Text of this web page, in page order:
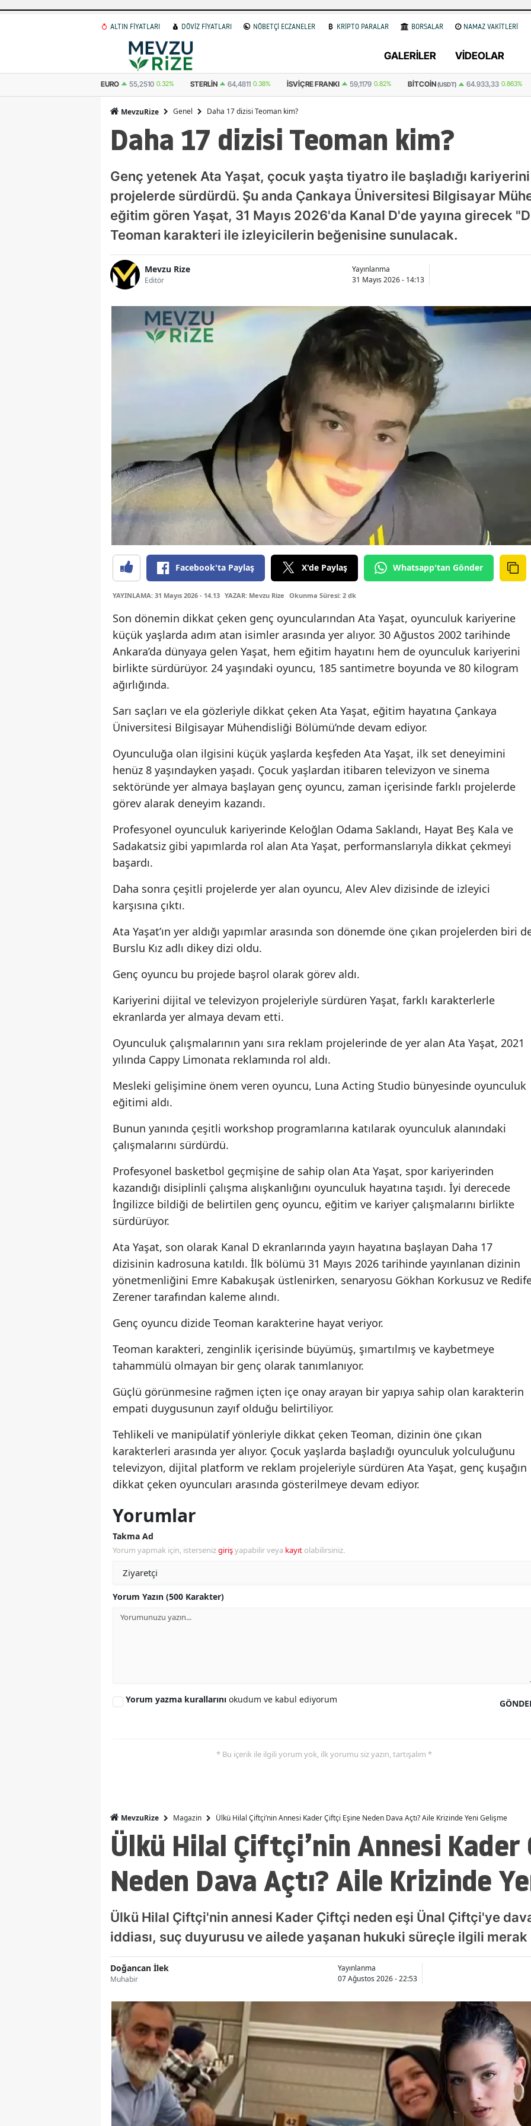
ALTIN FİYATLARI DÖVİZ FİYATLARI NÖBETÇİ ECZANELER KRİPTO PARALAR BORSALAR NAMAZ VAKİTLERİ
GALERİLER VİDEOLAR
STERLIN 64,4811 0.38% İSVIÇRE FRANKI 59,1179 0.82% BITCOIN(USDT) 64.933,33 0.863% BITCOIN(TL)
MevzuRize Genel Daha 17 dizisi Teoman kim?
Daha 17 dizisi Teoman kim?
Genç yetenek Ata Yaşat, çocuk yaşta tiyatro ile başladığı
projelerde sürdürdü. Şu anda Çankaya Üniversitesi Bilgisayar
eğitim gören Yaşat, 31 Mayıs 2026'da Kanal D'de yayına girecek
Teoman karakteri ile izleyicilerin beğenisine sunulacak.
Mevzu Rize
Editör
Yayınlanma
31 Mayıs 2026 - 14:13
Facebook'ta Paylaş X'de Paylaş Whatsapp'tan Gönder
YAYINLAMA: 31 Mayıs 2026 - 14.13 YAZAR: Mevzu Rize Okunma Süresi: 2 dk
Son dönemin dikkat çeken genç oyuncularından Ata Yaşat, oyunculuk kariyerine
küçük yaşlarda adım atan isimler arasında yer alıyor. 30 Ağustos 2002 tarihinde
Ankara’da dünyaya gelen Yaşat, hem eğitim hayatını hem de oyunculuk kariyerini
birlikte sürdürüyor. 24 yaşındaki oyuncu, 185 santimetre boyunda ve 80 kilogram
ağırlığında.
Sarı saçları ve ela gözleriyle dikkat çeken Ata Yaşat, eğitim hayatına Çankaya
Üniversitesi Bilgisayar Mühendisliği Bölümü’nde devam ediyor.
Oyunculuğa olan ilgisini küçük yaşlarda keşfeden Ata Yaşat, ilk set deneyimini
henüz 8 yaşındayken yaşadı. Çocuk yaşlardan itibaren televizyon ve sinema
sektöründe yer almaya başlayan genç oyuncu, zaman içerisinde farklı projelerde
görev alarak deneyim kazandı.
Profesyonel oyunculuk kariyerinde Keloğlan Odama Saklandı, Hayat Beş Kala ve
Sadakatsiz gibi yapımlarda rol alan Ata Yaşat, performanslarıyla dikkat çekmeyi
başardı.
Daha sonra çeşitli projelerde yer alan oyuncu, Alev Alev dizisinde de izleyici
karşısına çıktı.
Ata Yaşat’ın yer aldığı yapımlar arasında son dönemde öne çıkan projelerden biri
Burslu Kız adlı dikey dizi oldu.
Genç oyuncu bu projede başrol olarak görev aldı.
Kariyerini dijital ve televizyon projeleriyle sürdüren Yaşat, farklı karakterlerle
ekranlarda yer almaya devam etti.
Oyunculuk çalışmalarının yanı sıra reklam projelerinde de yer alan Ata Yaşat, 2021
yılında Cappy Limonata reklamında rol aldı.
Mesleki gelişimine önem veren oyuncu, Luna Acting Studio bünyesinde oyunculuk
eğitimi aldı.
Bunun yanında çeşitli workshop programlarına katılarak oyunculuk alanındaki
çalışmalarını sürdürdü.
Profesyonel basketbol geçmişine de sahip olan Ata Yaşat, spor kariyerinden
kazandığı disiplinli çalışma alışkanlığını oyunculuk hayatına taşıdı. İyi derecede
İngilizce bildiği de belirtilen genç oyuncu, eğitim ve kariyer çalışmalarını birlikte
sürdürüyor.
Ata Yaşat, son olarak Kanal D ekranlarında yayın hayatına başlayan Daha 17
dizisinin kadrosuna katıldı. İlk bölümü 31 Mayıs 2026 tarihinde yayınlanan dizinin
yönetmenliğini Emre Kabakuşak üstlenirken, senaryosu Gökhan Korkusuz ve
Zerener tarafından kaleme alındı.
Genç oyuncu dizide Teoman karakterine hayat veriyor.
Teoman karakteri, zenginlik içerisinde büyümüş, şımartılmış ve kaybetmeye
tahammülü olmayan bir genç olarak tanımlanıyor.
Güçlü görünmesine rağmen içten içe onay arayan bir yapıya sahip olan karakterin
empati duygusunun zayıf olduğu belirtiliyor.
Tehlikeli ve manipülatif yönleriyle dikkat çeken Teoman, dizinin öne çıkan
karakterleri arasında yer alıyor. Çocuk yaşlarda başladığı oyunculuk yolculuğunu
televizyon, dijital platform ve reklam projeleriyle sürdüren Ata Yaşat, genç kuşağın
dikkat çeken oyuncuları arasında gösterilmeye devam ediyor.
Yorumlar
Takma Ad
Yorum yapmak için, istersenizgirişyapabilir veya kayıt olabilirsiniz.
Yorum Yazın (500 Karakter)
Yorum yazma kurallarını okudum ve kabul ediyorum
* Bu içerik ile ilgili yorum yok, ilk yorumu siz yazın, tartışalım *
MevzuRize Magazin Ülkü Hilal Çiftçi’nin Annesi Kader Çiftçi Eşine Neden Dava Açtı? Aile Krizinde Yeni Gelişme
Ülkü Hilal Çiftçi’nin Annesi
Neden Dava Açtı? Aile Krizinde
Ülkü Hilal Çiftçi'nin annesi Kader Çiftçi neden eşi Ünal Çiftçi'ye
iddiası, suç duyurusu ve ailede yaşanan hukuki süreçle ilgili
Doğancan İlek
Muhabir
Yayınlanma
07 Ağustos 2026 - 22:53